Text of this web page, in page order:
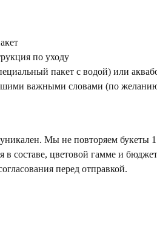
по уходу
пакет с водой) или
важными словами (по
Мы не повторяем букеты
в составе, цветовой гамме и
перед отправкой.